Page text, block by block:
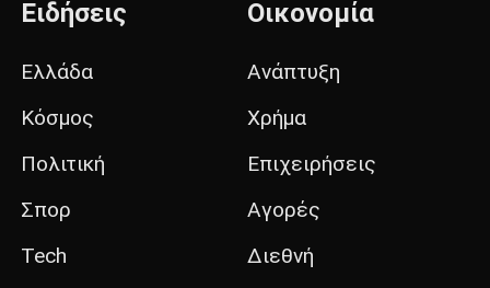
Ειδήσεις
Ελλάδα
Κόσμος
Πολιτική
Σπορ
Tech
Οικονομία
Ανάπτυξη
Χρήμα
Επιχειρήσεις
Αγορές
Διεθνή